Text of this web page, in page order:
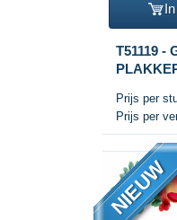
T51119 -
(48st.)
Prijs per
Prijs per
NIEUW